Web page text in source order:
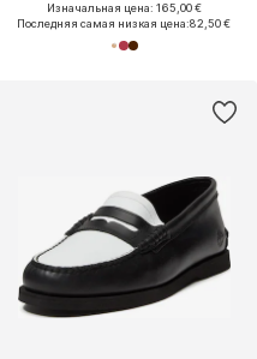
Изначальная цена: 165,00 €
Последняя самая низкая цена:82,50 €